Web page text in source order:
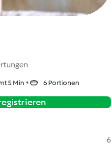
5 Min 6 Portionen
6